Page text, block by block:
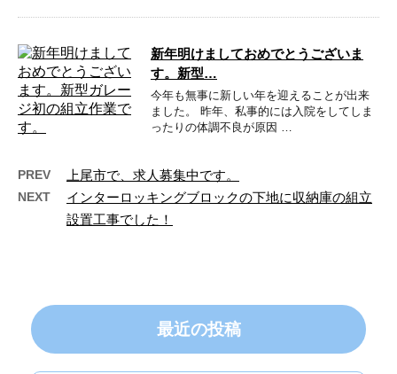
新年明けましておめでとうございま
す。新型…
今年も無事に新しい年を迎えることが出来
ました。 昨年、私事的には入院をしてしま
ったりの体調不良が原因 …
PREV 上尾市で、求人募集中です。
NEXT
インターロッキングブロックの下地に収納庫の組立
設置工事でした！
最近の投稿